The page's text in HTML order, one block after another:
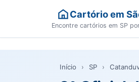
Cartório em
Encontre cartórios em SP
Início › SP ›